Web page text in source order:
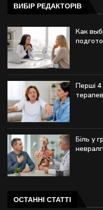
ВИБІР РЕДАКТОРІВ
Как
Перші 4
Біль у
ОСТАННІ СТАТТІ